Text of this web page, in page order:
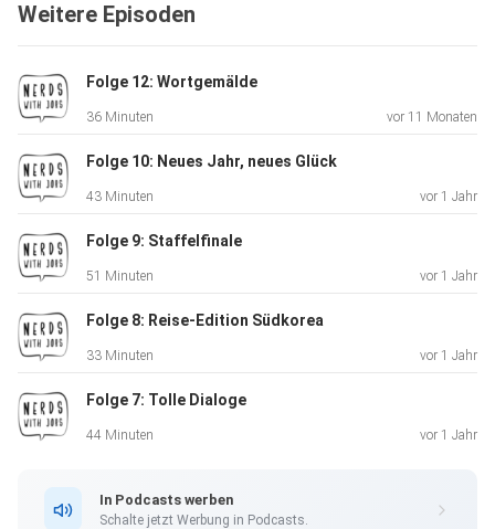
Zero Day
The Count of Monte Cristo
Daredevil: Born Again
Flow
Weitere Episoden
Folge 12: Wortgemälde
36 Minuten vor 11 Monaten
Folge 10: Neues Jahr, neues Glück
43 Minuten vor 1 Jahr
Folge 9: Staffelfinale
51 Minuten vor 1 Jahr
Folge 8: Reise-Edition Südkorea
33 Minuten vor 1 Jahr
Folge 7: Tolle Dialoge
44 Minuten vor 1 Jahr
In Podcasts werben
Schalte jetzt Werbung in Podcasts.